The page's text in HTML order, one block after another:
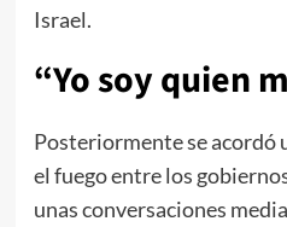
Israel.
“Yo soy quien
Posteriormente se acordó
el fuego entre los
unas conversaciones